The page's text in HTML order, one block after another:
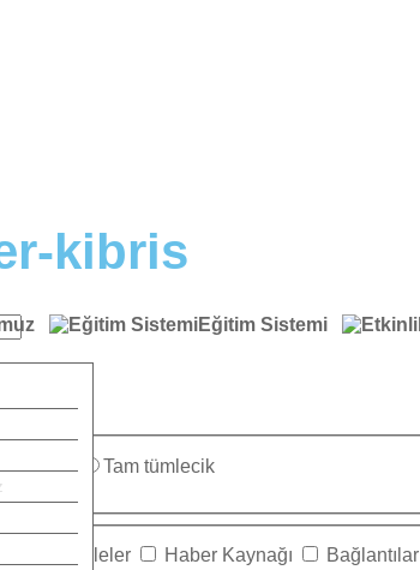
Eğitim Sistemi
sözcük
Tam tümlecik
Makaleler Haber Kaynağı Bağlantılar